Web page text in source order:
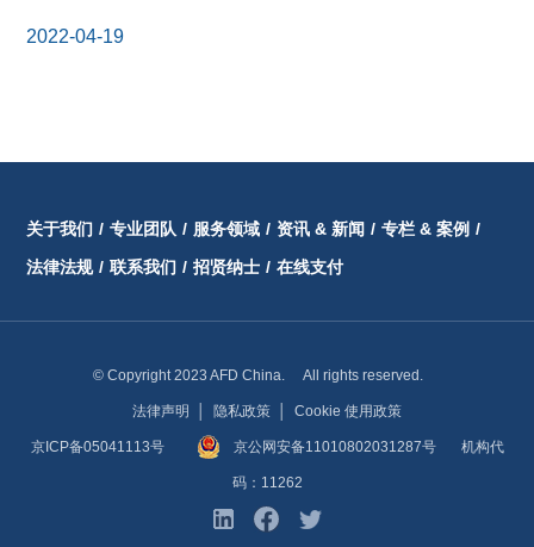
2022-04-19
关于我们 / 专业团队 / 服务领域 / 资讯 & 新闻 / 专栏 & 案例 /
法律法规 / 联系我们 / 招贤纳士 / 在线支付
© Copyright 2023 AFD China. All rights reserved.
法律声明 隐私政策 Cookie 使用政策
京ICP备05041113号 京公网安备11010802031287号机构代
码：11262